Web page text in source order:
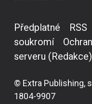
Předplatné RSS
soukromí
serveru (Redakce)
© Extra Publishing,
1804-9907